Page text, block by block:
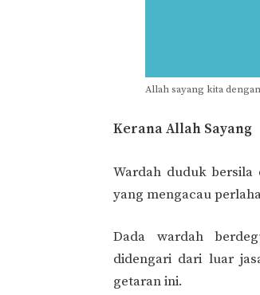
Allah sayang kita
Kerana Allah Sayang
Wardah duduk bersila
yang mengacau
Dada wardah
didengari dari luar
getaran ini.